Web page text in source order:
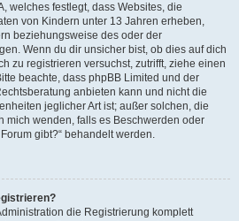
welches festlegt, dass Websites, die
von Kindern unter 13 Jahren erheben,
beziehungsweise des oder der
Wenn du dir unsicher bist, ob dies auf dich
zu registrieren versuchst, zutrifft, ziehe einen
beachte, dass phpBB Limited und der
anbieten kann und nicht die
jeglicher Art ist; außer solchen, die
mich wenden, falls es Beschwerden oder
gibt?“ behandelt werden.
die Registrierung komplett